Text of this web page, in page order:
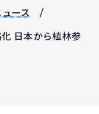
ース
日本から植林参